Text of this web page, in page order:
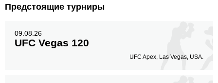
Предстоящие турниры
09.08.26
UFC Vegas 120
UFC Apex, Las Vegas, USA.